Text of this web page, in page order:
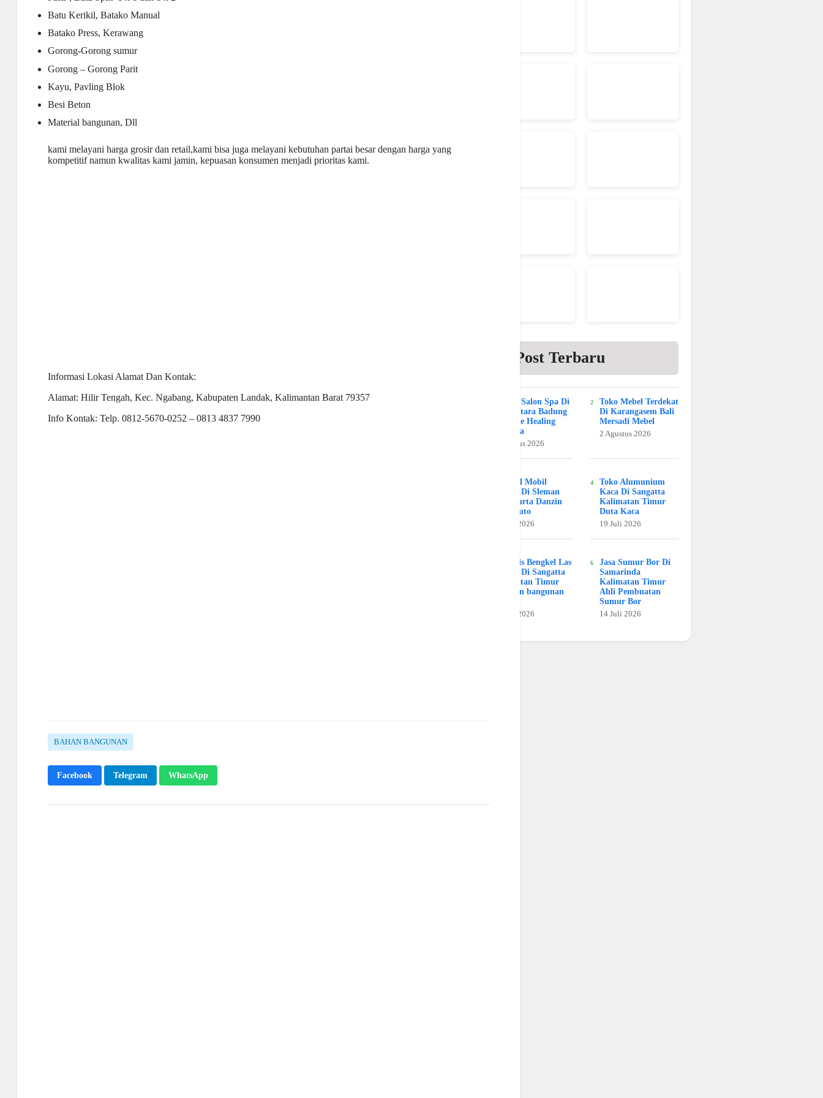
Batu Kerikil, Batako Manual
Batako Press, Kerawang
Gorong-Gorong sumur
Gorong – Gorong Parit
Kayu, Pavling Blok
Besi Beton
Material bangunan, Dll
kami melayani harga grosir dan retail,kami bisa juga melayani kebutuhan partai besar dengan harga yang
kompetitif namun kwalitas kami jamin, kepuasan konsumen menjadi prioritas kami.
Informasi Lokasi Alamat Dan Kontak:
Alamat: Hilir Tengah, Kec. Ngabang, Kabupaten Landak, Kalimantan Barat 79357
Info Kontak: Telp. 0812-5670-0252 – 0813 4837 7990
BAHAN BANGUNAN
Facebook Telegram WhatsApp
Post Terbaru
Beauty Salon Spa Di
Kuta Utara Badung
Bali The Healing
Day Spa
2 Agustus 2026
Toko Mebel Terdekat
Di Karangasem Bali
Mersadi Mebel
2 Agustus 2026
Bengkel Mobil
Umum Di Sleman
Jogjakarta Danzin
Benz Auto
31 Juli 2026
Toko Alumunium
Kaca Di Sangatta
Kalimatan Timur
Duta Kaca
19 Juli 2026
Spesialis Bengkel Las
Murah Di Sangatta
Kalimatan Timur
Hamran bangunan
19 Juli 2026
Jasa Sumur Bor Di
Samarinda
Kalimatan Timur
Ahli Pembuatan
Sumur Bor
14 Juli 2026